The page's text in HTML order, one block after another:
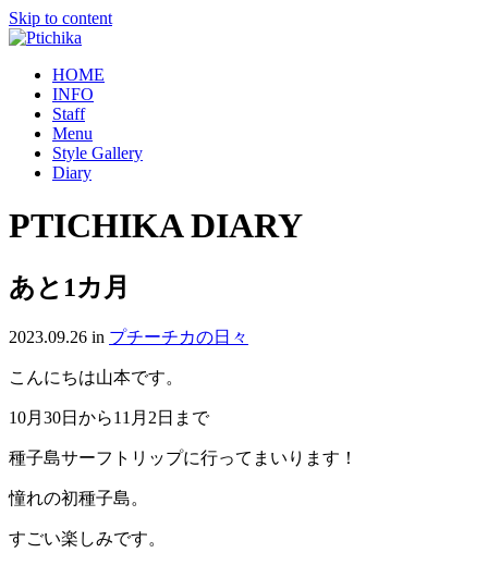
Skip to content
HOME
INFO
Staff
Menu
Style Gallery
Diary
PTICHIKA DIARY
あと1カ月
2023.09.26 in プチーチカの日々
こんにちは山本です。
10月30日から11月2日まで
種子島サーフトリップに行ってまいります！
憧れの初種子島。
すごい楽しみです。